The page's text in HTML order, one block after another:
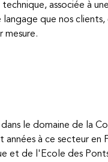
associée à
que nos
mesure.
le domaine de la
à ce secteur
de l'Ecole des Ponts